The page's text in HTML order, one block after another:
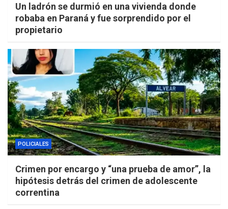
Un ladrón se durmió en una vivienda donde
robaba en Paraná y fue sorprendido por el
propietario
POLICIALES
Crimen por encargo y “una prueba de amor”, la
hipótesis detrás del crimen de adolescente
correntina